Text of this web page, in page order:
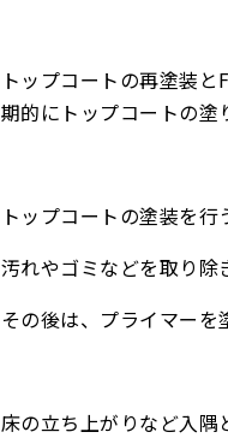
トップコートの再塗装
期的にトップコートの塗
トップコートの塗装を行
汚れやゴミなどを取り除
その後は、プライマーを
床の立ち上がりなど入